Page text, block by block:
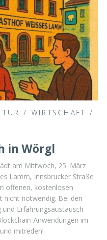
/ WIRTSCHAFT /
in Wörgl
am Mittwoch, 25. März
Lamm, Innsbrucker Straße
offenen, kostenlosen
nicht notwendig. Bei den
Erfahrungsaustausch
Anwendungen im
mitreden!